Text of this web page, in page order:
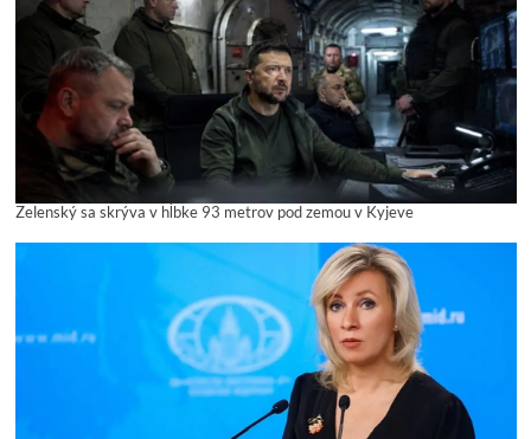
Zelenský sa skrýva v hĺbke 93 metrov pod zemou v Kyjeve